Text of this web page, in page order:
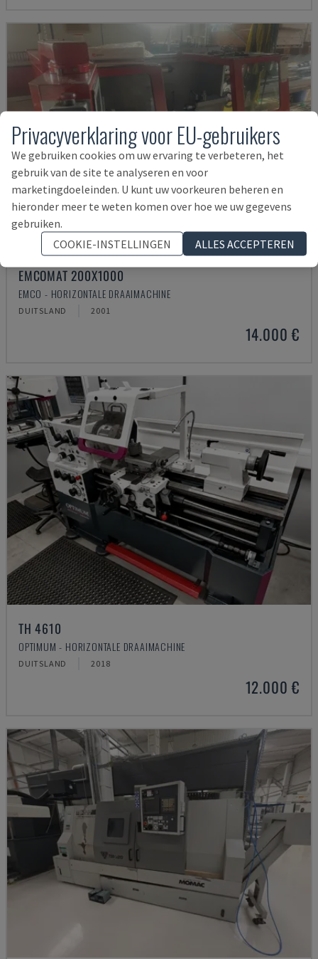
EMCOMAT 200X1000
EMCO - HORIZONTALE DRAAIMACHINE
DUITSLAND 2001
14.000 €
TH 4610
OPTIMUM - HORIZONTALE DRAAIMACHINE
DUITSLAND 2018
12.000 €
Privacyverklaring voor EU-gebruikers
We gebruiken cookies om uw ervaring te verbeteren, het
gebruik van de site te analyseren en voor
marketingdoeleinden. U kunt uw voorkeuren beheren en
hieronder meer te weten komen over hoe we uw gegevens
gebruiken.
COOKIE-INSTELLINGEN
ALLES ACCEPTEREN